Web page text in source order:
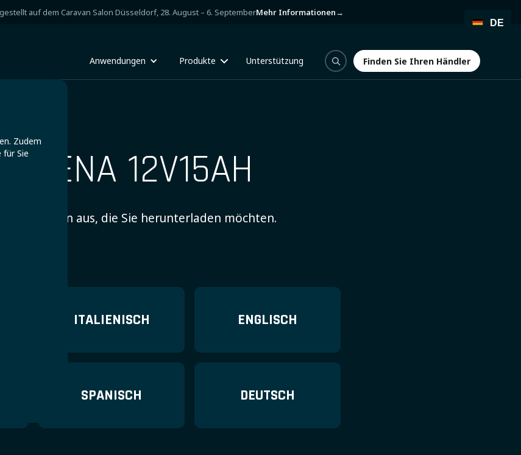
auf dem Caravan Salon Düsseldorf, 28. August – 6. SeptemberMehr Informationen→
Anwendungen Produkte Unterstützung
Finden Sie Ihren Händler
Finden Sie Ihren Händler
Zudem
für Sie
12V15AH
die Version aus, die Sie herunterladen möchten.
ITALIENISCH ENGLISCH
SPANISCH DEUTSCH
DE